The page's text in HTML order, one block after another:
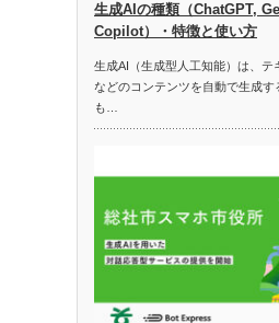
生成AIの種類（ChatGPT,
Copilot）・特徴と使い方
生成AI（生成型人工知能）は、テ
などのコンテンツを自動で生成す
も…